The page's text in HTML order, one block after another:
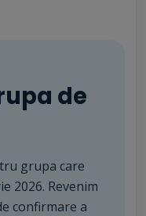
de
grupa care
2026. Revenim
confirmare a